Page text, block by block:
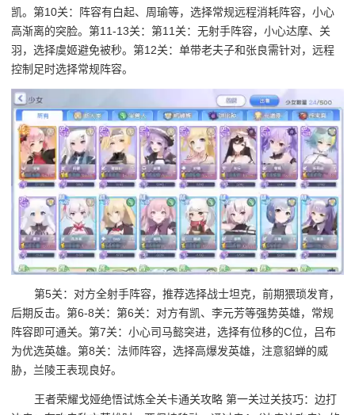
凯。第10关：阵容有白起、周瑜等，选择常规远程消耗阵容，小心
高渐离的突脸。第11-13关：第11关：无射手阵容，小心达摩、关
羽，选择虞姬避免被秒。第12关：单带老夫子和张良需针对，远程
控制足时选择常规阵容。
第5关：对方全射手阵容，推荐选择战士坦克，前期猥琐发育，
后期反击。第6-8关：第6关：对方有凯、李元芳等强势英雄，常规
阵容即可通关。第7关：小心司马懿突进，选择有位移的C位，吕布
为优选英雄。第8关：法师阵容，选择高爆发英雄，注意貂蝉的威
胁，兰陵王表现良好。
王者荣耀戈娅绝悟试炼全关卡通关攻略 第一关过关技巧：边打